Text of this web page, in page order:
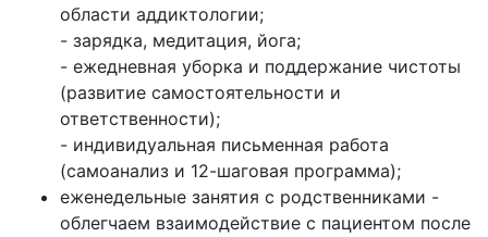
области аддиктологии;
- зарядка, медитация, йога;
- ежедневная уборка и поддержание чистоты
(развитие самостоятельности и
ответственности);
- индивидуальная письменная работа
(самоанализ и 12-шаговая программа);
еженедельные занятия с родственниками -
облегчаем взаимодействие с пациентом после